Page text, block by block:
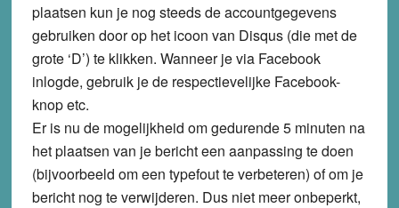
plaatsen kun je nog steeds de accountgegevens
gebruiken door op het icoon van Disqus (die met de
grote ‘D’) te klikken. Wanneer je via Facebook
inlogde, gebruik je de respectievelijke Facebook-
knop etc.
Er is nu de mogelijkheid om gedurende 5 minuten na
het plaatsen van je bericht een aanpassing te doen
(bijvoorbeeld om een typefout te verbeteren) of om je
bericht nog te verwijderen. Dus niet meer onbeperkt,